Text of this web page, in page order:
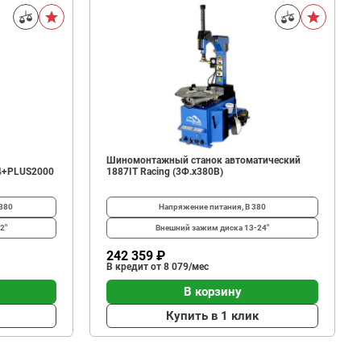
Шиномонтажный станок автоматический
1887IT Racing (3Ф.х380В)
Напряжение питания, В380
Внешний зажим диска13-24"
242 359 ₽
В кредит от 8 079/мес
В корзину
Купить в 1 клик